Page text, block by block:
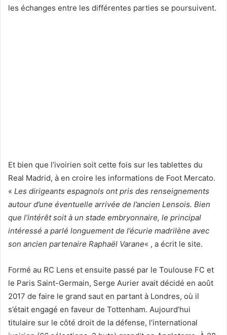
les échanges entre les différentes parties se poursuivent.
Et bien que l’ivoirien soit cette fois sur les tablettes du
Real Madrid, à en croire les informations de Foot Mercato.
« Les dirigeants espagnols ont pris des renseignements
autour d’une éventuelle arrivée de l’ancien Lensois. Bien
que l’intérêt soit à un stade embryonnaire, le principal
intéressé a parlé longuement de l’écurie madrilène avec
son ancien partenaire Raphaël Varane« , a écrit le site.
Formé au RC Lens et ensuite passé par le Toulouse FC et
le Paris Saint-Germain, Serge Aurier avait décidé en août
2017 de faire le grand saut en partant à Londres, où il
s’était engagé en faveur de Tottenham. Aujourd’hui
titulaire sur le côté droit de la défense, l’international